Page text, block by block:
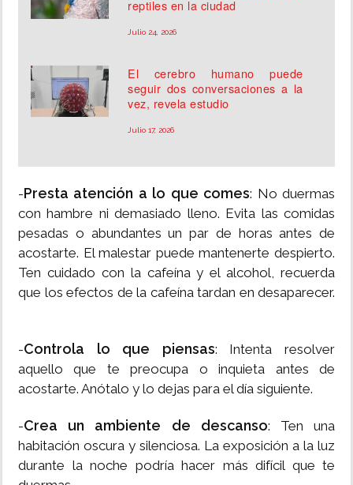
reptiles en la ciudad
Julio 24, 2026
El cerebro humano puede
seguir dos conversaciones a la
vez, revela estudio
Julio 17, 2026
-Presta atención a lo que comes: No duermas
con hambre ni demasiado lleno. Evita las comidas
pesadas o abundantes un par de horas antes de
acostarte. El malestar puede mantenerte despierto.
Ten cuidado con la cafeína y el alcohol, recuerda
que los efectos de la cafeína tardan en desaparecer.
-Controla lo que piensas: Intenta resolver
aquello que te preocupa o inquieta antes de
acostarte. Anótalo y lo dejas para el día siguiente.
-Crea un ambiente de descanso: Ten una
habitación oscura y silenciosa. La exposición a la luz
durante la noche podría hacer más difícil que te